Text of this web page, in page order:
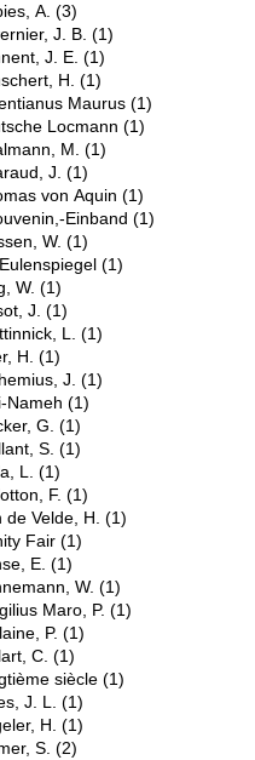
A.(3)
J. B.(1)
J. E.(1)
H.(1)
Maurus(1)
Locmann(1)
M.(1)
J.(1)
von Aquin(1)
Einband(1)
W.(1)
(1)
W.(1)
J.(1)
L.(1)
H.(1)
J.(1)
Nameh(1)
G.(1)
S.(1)
L.(1)
F.(1)
de Velde, H.(1)
Fair(1)
E.(1)
W.(1)
Maro, P.(1)
P.(1)
C.(1)
siècle(1)
J. L.(1)
H.(1)
S.(2)